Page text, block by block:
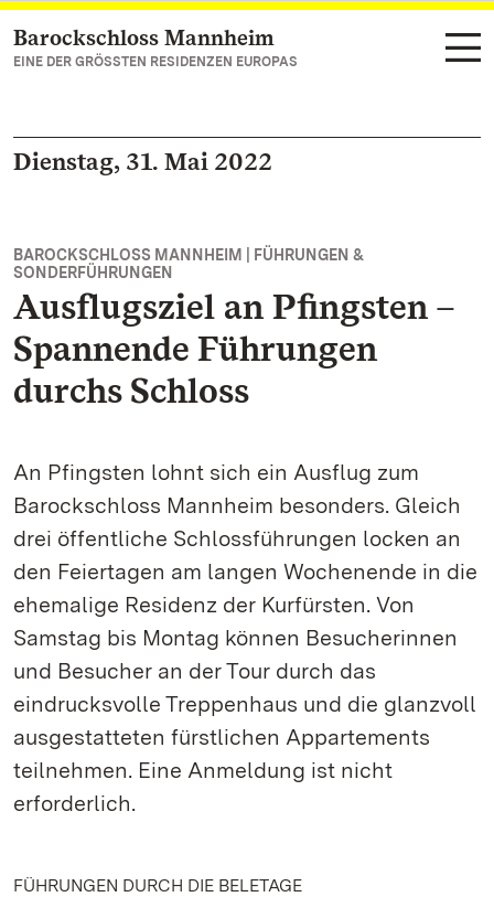
Zum Hauptinhalt springen
Barockschloss Mannheim
EINE DER GRÖSSTEN RESIDENZEN EUROPAS
Dienstag, 31. Mai 2022
BAROCKSCHLOSS MANNHEIM | FÜHRUNGEN &
SONDERFÜHRUNGEN
Ausflugsziel an Pfingsten –
Spannende Führungen
durchs Schloss
An Pfingsten lohnt sich ein Ausflug zum
Barockschloss Mannheim besonders. Gleich
drei öffentliche Schlossführungen locken an
den Feiertagen am langen Wochenende in die
ehemalige Residenz der Kurfürsten. Von
Samstag bis Montag können Besucherinnen
und Besucher an der Tour durch das
eindrucksvolle Treppenhaus und die glanzvoll
ausgestatteten fürstlichen Appartements
teilnehmen. Eine Anmeldung ist nicht
erforderlich.
FÜHRUNGEN DURCH DIE BELETAGE